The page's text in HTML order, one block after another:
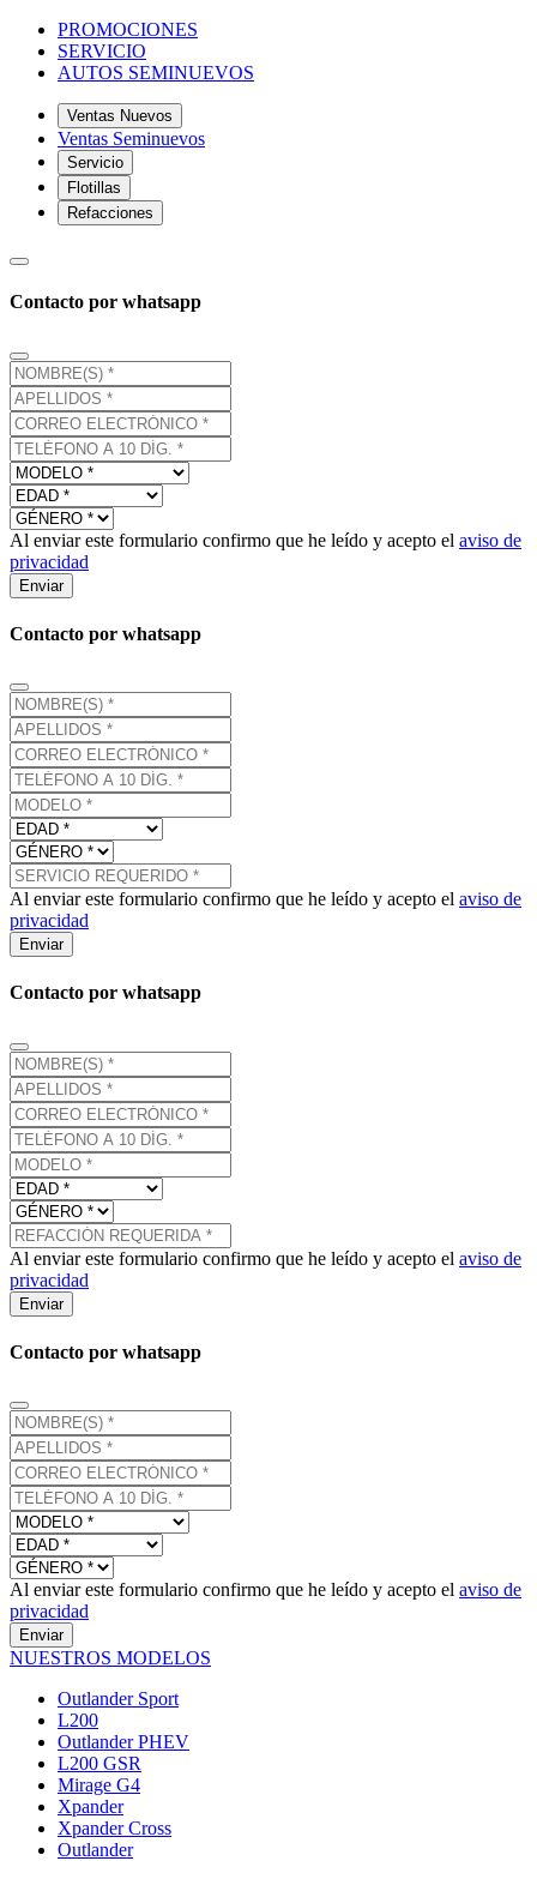
PROMOCIONES
SERVICIO
AUTOS SEMINUEVOS
Ventas Nuevos
Ventas Seminuevos
Servicio
Flotillas
Refacciones
Contacto por whatsapp
Al enviar este formulario confirmo que he leído y acepto el aviso de
privacidad
Enviar
Contacto por whatsapp
Al enviar este formulario confirmo que he leído y acepto el aviso de
privacidad
Enviar
Contacto por whatsapp
Al enviar este formulario confirmo que he leído y acepto el aviso de
privacidad
Enviar
Contacto por whatsapp
Al enviar este formulario confirmo que he leído y acepto el aviso de
privacidad
Enviar
NUESTROS MODELOS
Outlander Sport
L200
Outlander PHEV
L200 GSR
Mirage G4
Xpander
Xpander Cross
Outlander